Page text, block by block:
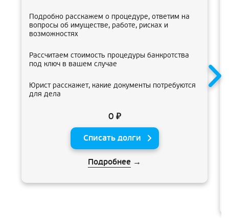
Подробно расскажем о процедуре, ответим на
вопросы об имуществе, работе, рисках и
возможностях
Рассчитаем стоимость процедуры банкротства
под ключ в вашем случае
Юрист расскажет, какие документы потребуются
для дела
0 ₽
Списать долги
Подробнее →